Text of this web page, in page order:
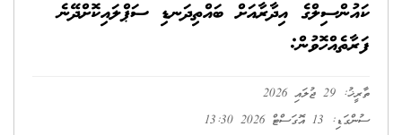
ކައުންސިލްގެ އިދާރާއަށް ބައްތިދަނޑި ސަޕްލައިކޮށްދޭނެ
ފަރާތެއްހޮވުން:
ތާރީޚު: 29 ޖުލައި 2026
ސުންގަޑި: 13 އޮގަސްޓް 2026 13:30